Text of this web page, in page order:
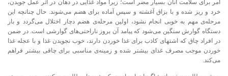
امر برای سلامت آنان بسیار مضر است؛ زیرا مواد غذایی در دهان در اثر عمل جویدن،
خرد و ریز شده و با بزاق آغشته و سپس آماده برای هضم می‌شوند. حال چنانچه این
مرحله‌ی مهم به خوبی انجام نشود، اولین مرحله‌ی هضم دچار اختلال می‌گردد و بار
دستگاه گوارش سنگین می‌شود که پیامد آن بروز ناراحتی‌های گوارشی است. در ضمن
در افراد چاق که اشتهای کاذب برای غذا خوردن دارند، خوب نجویدن غذا و با عجله غذا
خوردن موجب مصرف غذای بیشتر شده و زمینه‌ی مناسبی برای چاقی بیشتر فراهم
می‌کند.